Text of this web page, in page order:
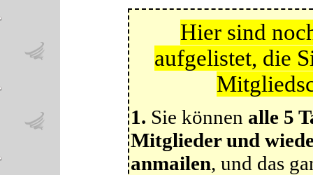
Hier sind
aufgelistet, die
1. Sie können alle 5
Mitglieder und
anmailen, und das